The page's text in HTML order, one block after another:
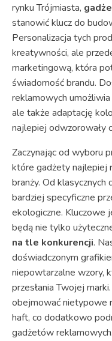
rynku Trójmiasta,
stanowić klucz do
Personalizacja tych
kreatywności, ale
marketingową, która
świadomość brandu.
reklamowych
ale także adaptację
najlepiej odwzorowały
Zaczynając od wyboru
które gadżety najlepiej
branży. Od klasycznych
bardziej specyficzne
ekologiczne. Kluczowe
będą nie tylko
na tle konkurencji.
doświadczonym
niepowtarzalne wzory,
przesłania Twojej
obejmować nietypowe
haft, co dodatkowo
gadżetów reklamowych.